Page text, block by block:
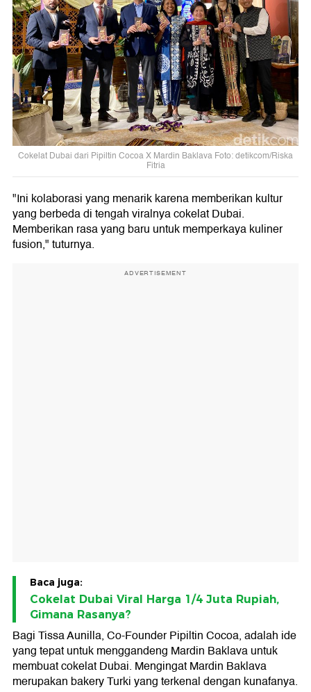
Cokelat Dubai dari Pipiltin Cocoa X Mardin Baklava Foto: detikcom/Riska
Fitria
"Ini kolaborasi yang menarik karena memberikan kultur
yang berbeda di tengah viralnya cokelat Dubai.
Memberikan rasa yang baru untuk memperkaya kuliner
fusion," tuturnya.
ADVERTISEMENT
Baca juga:
Cokelat Dubai Viral Harga 1/4 Juta Rupiah,
Gimana Rasanya?
Bagi Tissa Aunilla, Co-Founder Pipiltin Cocoa, adalah ide
yang tepat untuk menggandeng Mardin Baklava untuk
membuat cokelat Dubai. Mengingat Mardin Baklava
merupakan bakery Turki yang terkenal dengan kunafanya.